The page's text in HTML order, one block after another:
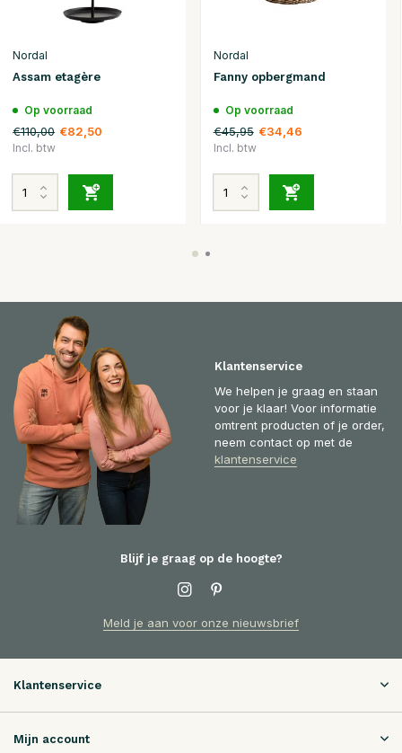
Nordal
Assam etagère
Op voorraad
€110,00 €82,50
Incl. btw
Nordal
Fanny opbergmand
Op voorraad
€45,95 €34,46
Incl. btw
Klantenservice
We helpen je graag en staan
voor je klaar! Voor informatie
omtrent producten of je order,
neem contact op met de
klantenservice
Blijf je graag op de hoogte?
Meld je aan voor onze nieuwsbrief
Klantenservice
Mijn account